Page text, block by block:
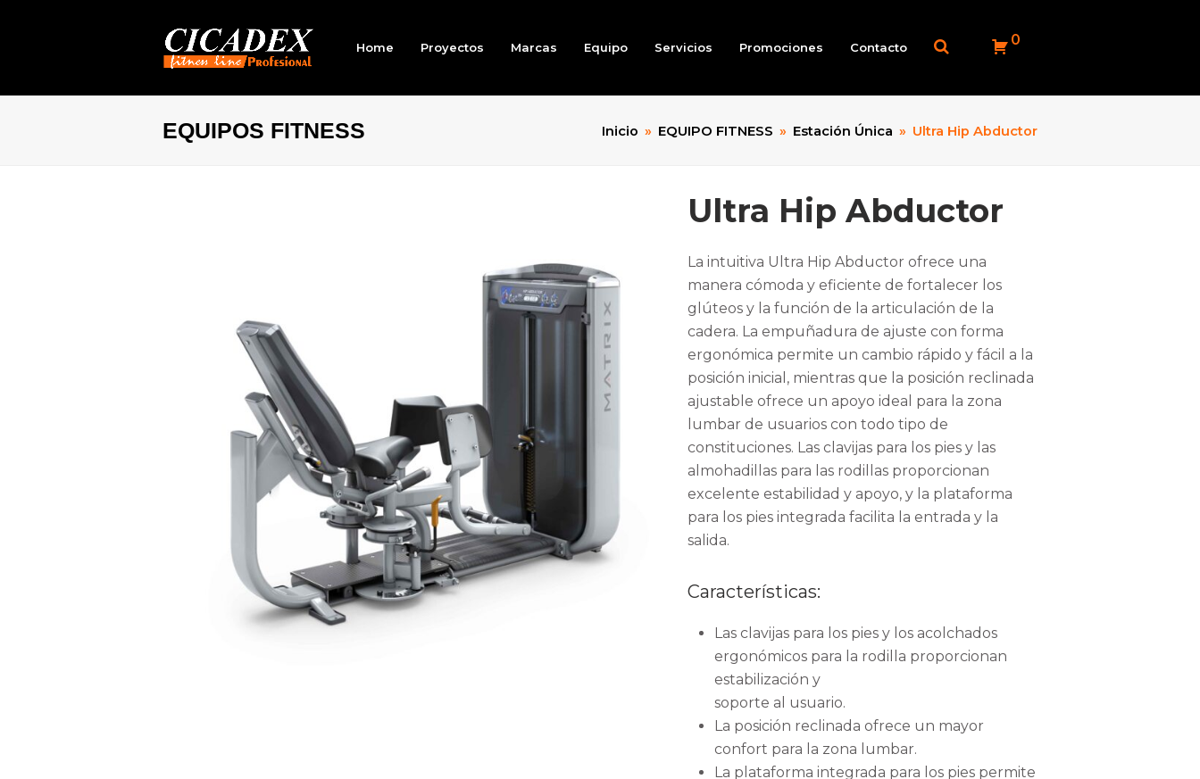
Home Proyectos Marcas Equipo Servicios Promociones Contacto 0
EQUIPOS FITNESS Inicio » EQUIPO FITNESS » Estación Única » Ultra Hip Abductor
Ultra Hip Abductor
La intuitiva Ultra Hip Abductor ofrece una
manera cómoda y eficiente de fortalecer los
glúteos y la función de la articulación de la
cadera. La empuñadura de ajuste con forma
ergonómica permite un cambio rápido y fácil a la
posición inicial, mientras que la posición reclinada
ajustable ofrece un apoyo ideal para la zona
lumbar de usuarios con todo tipo de
constituciones. Las clavijas para los pies y las
almohadillas para las rodillas proporcionan
excelente estabilidad y apoyo, y la plataforma
para los pies integrada facilita la entrada y la
salida.
Características:
Las clavijas para los pies y los acolchados
ergonómicos para la rodilla proporcionan
estabilización y
soporte al usuario.
La posición reclinada ofrece un mayor
confort para la zona lumbar.
La plataforma integrada para los pies permite